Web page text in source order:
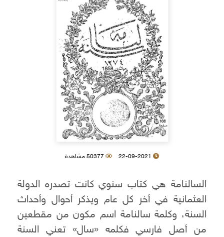
22-09-2021 50377 مشاهدة
السالنامة هي كتاب سنوي كانت تصدره الدولة
العثمانية في أخر كل عام ويذكر أحوال وأحداث
السنة، وكلمة سالنامة اسم مكون من مقطعين
من أصل فارسي فكلمه «سال» تعني السنة